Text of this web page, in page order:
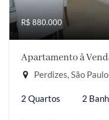
R$ 880.000
Apartamento à
Perdizes, São
2 Quartos 2